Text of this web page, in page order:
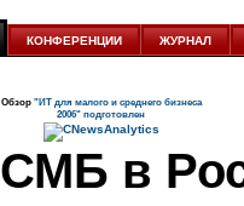
КОНФЕРЕНЦИИ ЖУРНАЛ
Обзор "ИТ для малого и среднего бизнеса
2006" подготовлен
СМБ в